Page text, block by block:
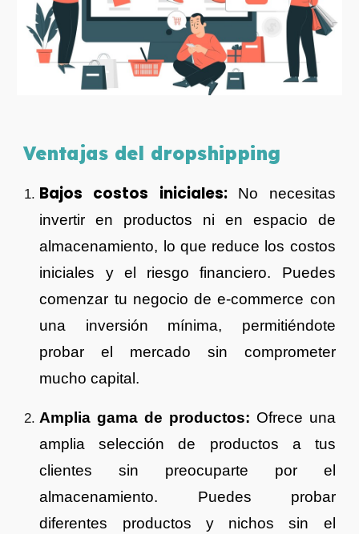
Ventajas del dropshipping
Bajos costos iniciales:
No necesitas
invertir en productos ni en espacio de
almacenamiento, lo que reduce los costos
iniciales y el riesgo financiero. Puedes
comenzar tu negocio de e-commerce con
una inversión mínima, permitiéndote
probar el mercado sin comprometer
mucho capital.
Amplia gama de productos: Ofrece una
amplia selección de productos a tus
clientes sin preocuparte por el
almacenamiento. Puedes probar
diferentes productos y nichos sin el